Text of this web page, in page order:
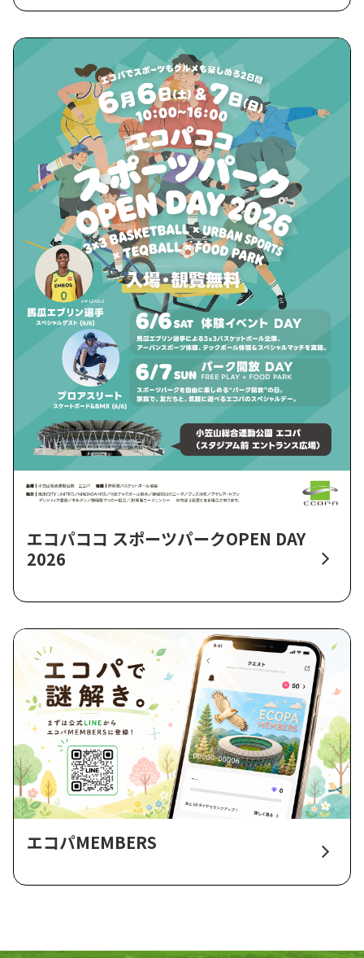
エコパココ スポーツパークOPEN DAY
2026
エコパMEMBERS